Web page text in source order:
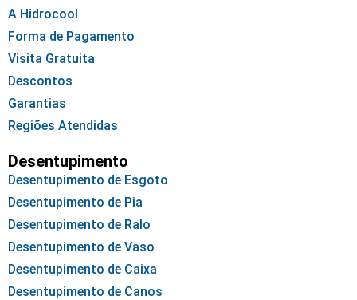
A Hidrocool
Forma de Pagamento
Visita Gratuita
Descontos
Garantias
Regiões Atendidas
Desentupimento
Desentupimento de Esgoto
Desentupimento de Pia
Desentupimento de Ralo
Desentupimento de Vaso
Desentupimento de Caixa
Desentupimento de Canos